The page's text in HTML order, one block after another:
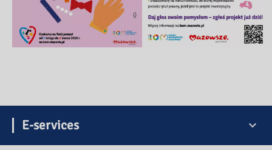
E-services